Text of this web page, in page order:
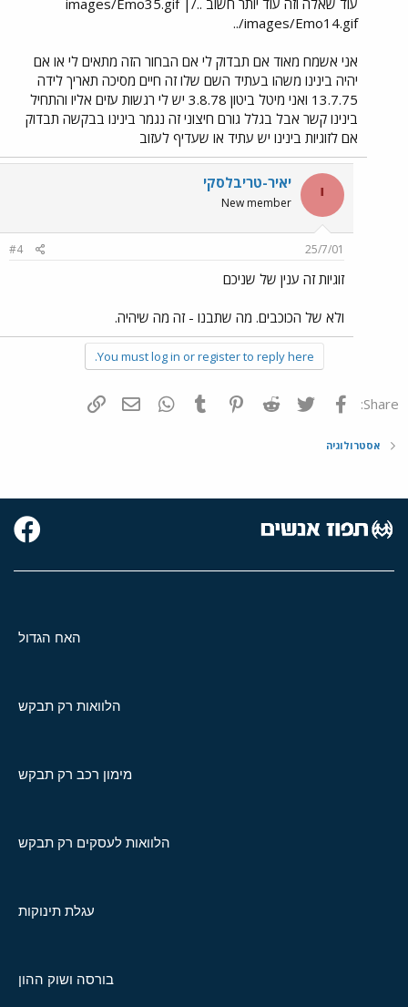
../images/Emo14.gif
אני אשמח מאוד אם תבדוק לי אם הבחור הזה מתאים לי או אם
יהיה בינינו משהו בעתיד השם שלו זה חיים מסיכה תאריך לידה
13.7.75 ואני מיטל ביטון 3.8.78 יש לי רגשות עזים אליו והתחיל
בינינו קשר אבל בגלל גורם חיצוני זה נגמר בינינו בבקשה תבדוק
אם לזוגיות בינינו יש עתיד או שעדיף לעזוב
י יאיר-טריבלסקי
New member
25/7/01
#4
זוגיות זה ענין של שניכם
ולא של הכוכבים. מה שתבנו - זה מה שיהיה.
You must log in or register to reply here.
Share: פייסבוק Twitter
Reddit
Pinterest
Tumblr
WhatsAppדואר אלקטרוני
אסטרולוגיה
האח הגדול
הלוואות רק תבקש
מימון רכב רק תבקש
הלוואות לעסקים רק תבקש
עגלת תינוקות
בורסה ושוק ההון